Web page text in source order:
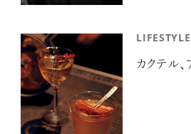
登録は無料です。
一緒に『AdvancedTime』を楽しみまし
LIFESTYLE
カクテル、